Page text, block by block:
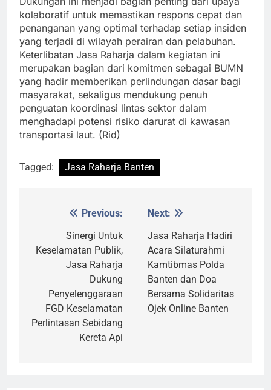
kolaboratif untuk memastikan respons cepat dan
penanganan yang optimal terhadap setiap insiden
yang terjadi di wilayah perairan dan pelabuhan.
Keterlibatan Jasa Raharja dalam kegiatan ini
merupakan bagian dari komitmen sebagai BUMN
yang hadir memberikan perlindungan dasar bagi
masyarakat, sekaligus mendukung penuh
penguatan koordinasi lintas sektor dalam
menghadapi potensi risiko darurat di kawasan
transportasi laut. (Rid)
Tagged: Jasa Raharja Banten
navigation
Previous:
Sinergi Untuk
Keselamatan Publik,
Jasa Raharja
Dukung
Penyelenggaraan
FGD Keselamatan
Perlintasan Sebidang
Kereta Api
Next:
Jasa Raharja Hadiri
Acara Silaturahmi
Kamtibmas Polda
Banten dan Doa
Bersama Solidaritas
Ojek Online Banten